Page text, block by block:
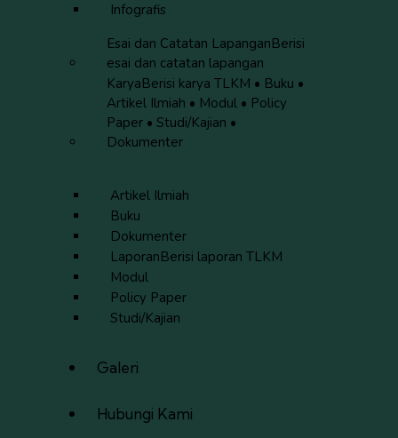
Infografis
Esai dan Catatan LapanganBerisi
esai dan catatan lapangan
KaryaBerisi karya TLKM • Buku •
Artikel Ilmiah • Modul • Policy
Paper • Studi/Kajian •
Dokumenter
Artikel Ilmiah
Buku
Dokumenter
LaporanBerisi laporan TLKM
Modul
Policy Paper
Studi/Kajian
Galeri
Hubungi Kami